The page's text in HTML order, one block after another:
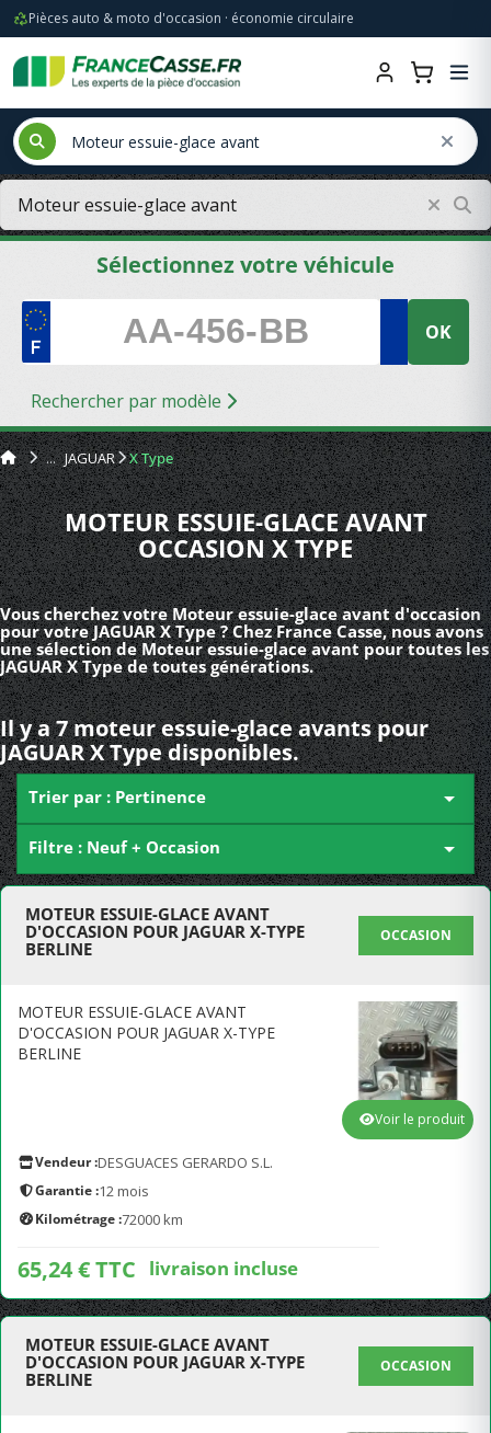
Pièces auto & moto d'occasion · économie circulaire
Sélectionnez votre véhicule
OK
Rechercher par modèle
JAGUAR X Type
MOTEUR ESSUIE-GLACE AVANT
OCCASION X TYPE
Vous cherchez votre Moteur essuie-glace avant d'occasion
pour votre JAGUAR X Type ? Chez France Casse, nous avons
une sélection de Moteur essuie-glace avant pour toutes les
JAGUAR X Type de toutes générations.
Il y a 7 moteur essuie-glace avants pour
JAGUAR X Type disponibles.
Trier par : Pertinence 
Filtre : Neuf + Occasion 
MOTEUR ESSUIE-GLACE AVANT
D'OCCASION POUR JAGUAR X-TYPE
BERLINE
OCCASION
MOTEUR ESSUIE-GLACE AVANT
D'OCCASION POUR JAGUAR X-TYPE
BERLINE
Vendeur :DESGUACES GERARDO S.L.
Garantie :12 mois
Kilométrage :72000 km
65,24 € TTC livraison incluse
Voir le produit
MOTEUR ESSUIE-GLACE AVANT
D'OCCASION POUR JAGUAR X-TYPE
BERLINE
OCCASION